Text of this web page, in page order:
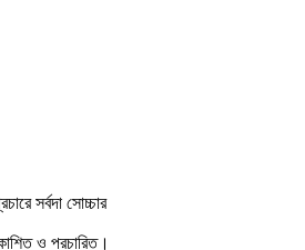
সর্বদা সোচ্চার
ও প্রচারিত।